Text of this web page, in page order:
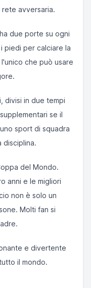
rete avversaria.
due porte su ogni
piedi per calciare la
che può usare
divisi in due tempi
se il
sport di squadra
disciplina.
del Mondo.
anni e le migliori
non è solo un
Molti fan si
e divertente
il mondo.